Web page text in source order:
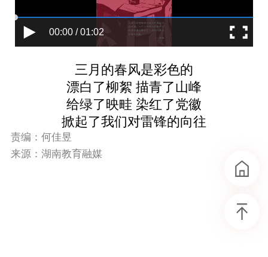
00:00 / 01:02
三月的春风是彩色的
漂白了柳絮 描青了山峰
给绿了映畦 染红了党徽
掀起了我们对雷锋的向往
责编：何佳昱
来源：湖南教育融媒